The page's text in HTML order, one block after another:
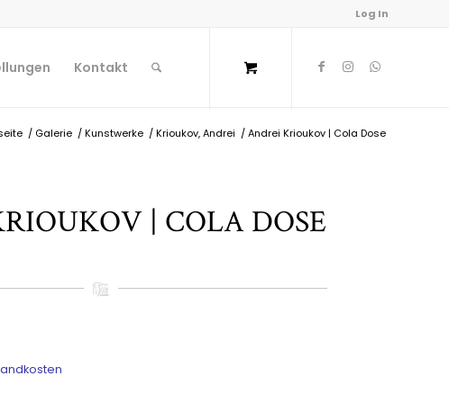
Log In
Kontakt
/ Galerie /Kunstwerke /Krioukov, Andrei /Andrei Krioukov | Cola Dose
| COLA DOSE